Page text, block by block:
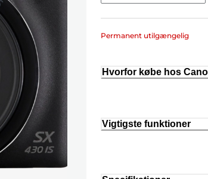
Permanent utilgængelig
Hvorfor købe hos
Vigtigste funktioner